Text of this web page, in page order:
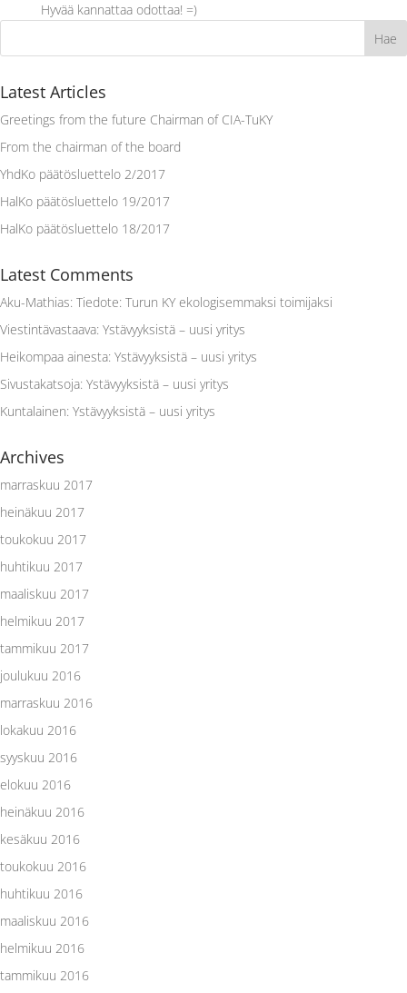
Hyvää kannattaa odottaa! =)
Latest Articles
Greetings from the future Chairman of CIA-TuKY
From the chairman of the board
YhdKo päätösluettelo 2/2017
HalKo päätösluettelo 19/2017
HalKo päätösluettelo 18/2017
Latest Comments
Aku-Mathias: Tiedote: Turun KY ekologisemmaksi toimijaksi
Viestintävastaava: Ystävyyksistä – uusi yritys
Heikompaa ainesta: Ystävyyksistä – uusi yritys
Sivustakatsoja: Ystävyyksistä – uusi yritys
Kuntalainen: Ystävyyksistä – uusi yritys
Archives
marraskuu 2017
heinäkuu 2017
toukokuu 2017
huhtikuu 2017
maaliskuu 2017
helmikuu 2017
tammikuu 2017
joulukuu 2016
marraskuu 2016
lokakuu 2016
syyskuu 2016
elokuu 2016
heinäkuu 2016
kesäkuu 2016
toukokuu 2016
huhtikuu 2016
maaliskuu 2016
helmikuu 2016
tammikuu 2016